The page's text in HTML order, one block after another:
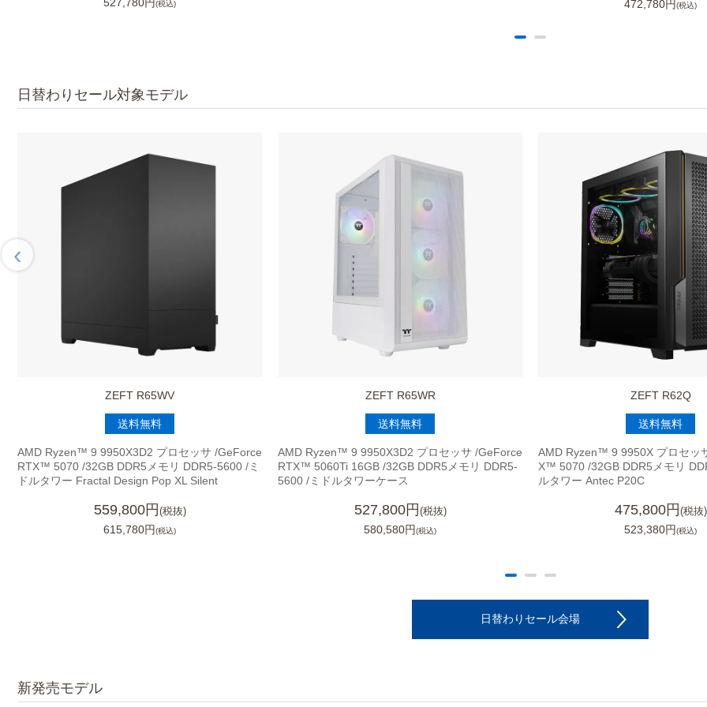
527,780円(税込) 472,780円(税込)
日替わりセール対象モデル
ZEFT R65WV
送料無料
AMD Ryzen™ 9 9950X3D2 プロセッサ /GeForce
RTX™ 5070 /32GB DDR5メモリ DDR5-5600 /ミ
ドルタワー Fractal Design Pop XL Silent
559,800円 (税抜)
615,780円(税込)
ZEFT R65WR
送料無料
AMD Ryzen™ 9 9950X3D2 プロセッサ /GeForce
RTX™ 5060Ti 16GB /32GB DDR5メモリ DDR5-
5600 /ミドルタワーケース
527,800円 (税抜)
580,580円(税込)
ZEFT R62Q
送料無料
AMD Ryzen™ 9 9950X プロセッ
X™ 5070 /32GB DDR5メモリ
ルタワー Antec P20C
475,800円 (税抜)
523,380円(税込)
‹
日替わりセール会場
新発売モデル